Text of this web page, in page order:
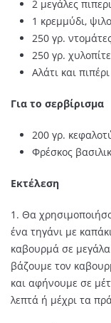
2 μεγάλες
1 κρεμμύδι,
250 γρ.
250 γρ.
Αλάτι και πιπέρι
Για το σερβίρισμα
200 γρ.
Φρέσκος
Εκτέλεση
1. Θα
ένα τηγάνι με
καβουρμά σε
βάζουμε τον
και αφήνουμε σε
λεπτά ή μέχρι τα